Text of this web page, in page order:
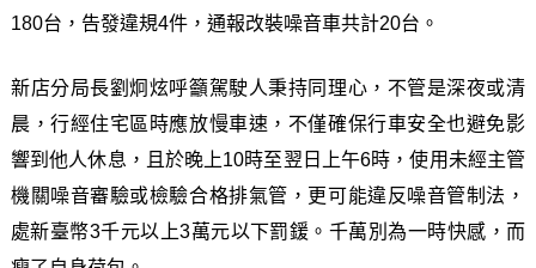
180台，告發違規4件，通報改裝噪音車共計20台。
新店分局長劉炯炫呼籲駕駛人秉持同理心，不管是深夜或清
晨，行經住宅區時應放慢車速，不僅確保行車安全也避免影
響到他人休息，且於晚上10時至翌日上午6時，使用未經主管
機關噪音審驗或檢驗合格排氣管，更可能違反噪音管制法，
處新臺幣3千元以上3萬元以下罰鍰。千萬別為一時快感，而